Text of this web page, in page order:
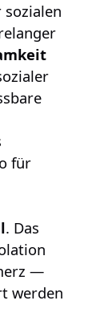
sozialen
für
. Das
—
werden